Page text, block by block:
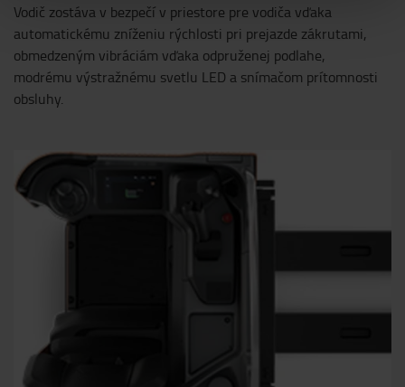
Vodič zostáva v bezpečí v priestore pre vodiča vďaka
automatickému zníženiu rýchlosti pri prejazde zákrutami,
obmedzeným vibráciám vďaka odpruženej podlahe,
modrému výstražnému svetlu LED a snímačom prítomnosti
obsluhy.